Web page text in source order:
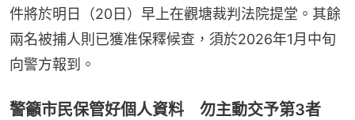
件將於明日（20日）早上在觀塘裁判法院提堂。其餘
兩名被捕人則已獲准保釋候查，須於2026年1月中旬
向警方報到。
警籲市民保管好個人資料 勿主動交予第3者